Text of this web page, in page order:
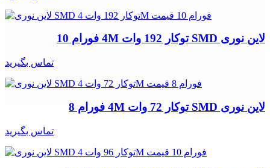
لاین نوری SMD توکار 192 وات 4M فورام 10
تماس بگیرید
لاین نوری SMD توکار 72 وات 4M فورام 8
تماس بگیرید